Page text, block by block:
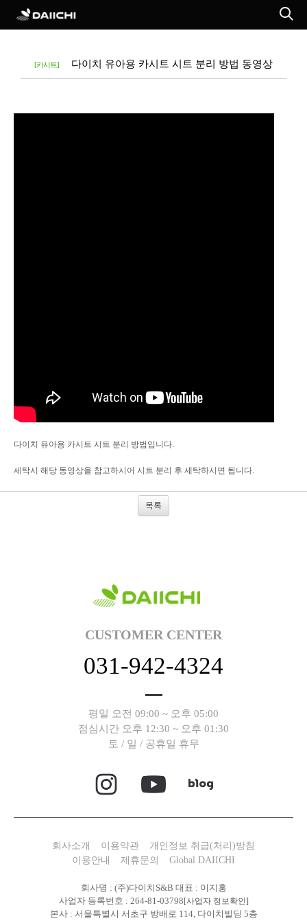
[카시트] 다이치 유아용 카시트 시트 분리 방법 동영상
다이치 유아용 카시트 시트 분리 방법입니다.
세탁시 해당 동영상을 참고하시어 시트 분리 후 세탁하시면 됩니다.
목록
CUSTOMER CENTER
031-942-4324
평일 오전 09:00 ~ 오후 05:00
점심시간 오후 12:30 ~ 오후 01:30
토 / 일 / 공휴일 휴무
회사소개 이용약관
개인정보 취급(처리)방침
이용안내
제휴문의 Global DAIICHI
회사명 : (주)다이치S&B 대표 : 이지홍
사업자 등록번호 : 264-81-03798[사업자 정보확인]
본사 : 서울특별시 서초구 방배로 114, 다이치빌딩 5층